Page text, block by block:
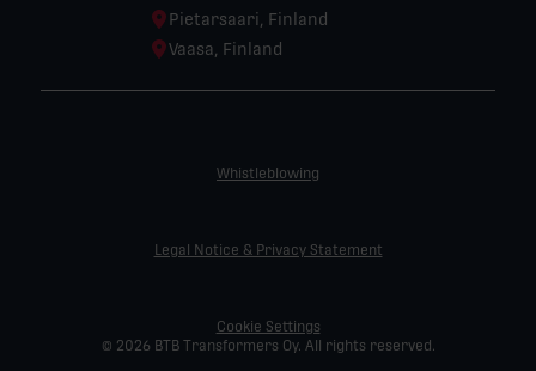
Location:
Pietarsaari, Finland
Location:
Vaasa, Finland
© 2026 BTB Transformers Oy. All rights reserved.
Whistleblowing
Legal Notice & Privacy Statement
Cookie Settings